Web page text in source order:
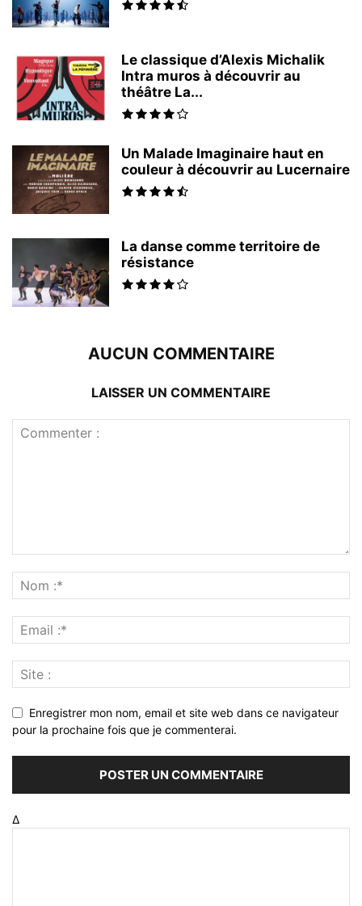
Le classique d’Alexis Michalik
Intra muros à découvrir au
théâtre La...
Un Malade Imaginaire haut en
couleur à découvrir au Lucernaire
La danse comme territoire de
résistance
AUCUN COMMENTAIRE
LAISSER UN COMMENTAIRE
Enregistrer mon nom, email et site web dans ce navigateur
pour la prochaine fois que je commenterai.
Δ